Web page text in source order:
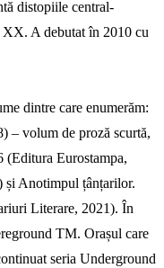
distopiile central-
XX. A debutat în 2010 cu
dintre care enumerăm:
– volum de proză scurtă,
(Editura Eurostampa,
și Anotimpul țânțarilor.
Literare, 2021). În
TM. Orașul care
seria Underground